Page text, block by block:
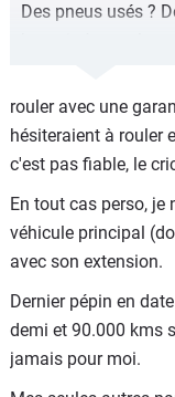
Des pneus usés ?
batterie à
rouler avec une
hésiteraient à rouler
c'est pas fiable, le
En tout cas perso,
véhicule principal
avec son extension.
Dernier pépin en
demi et 90.000 kms
jamais pour moi.